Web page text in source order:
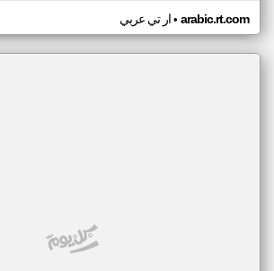
ار تي عربي• arabic.rt.com